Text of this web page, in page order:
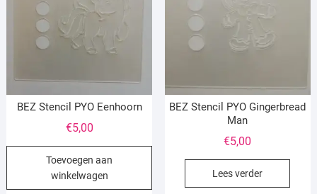
BEZ Stencil PYO Eenhoorn
€5,00
Toevoegen aan
winkelwagen
BEZ Stencil PYO Gingerbread
Man
€5,00
Lees verder